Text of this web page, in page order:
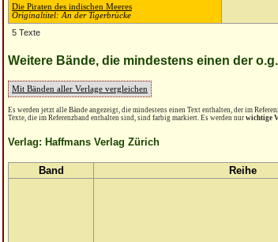
Die Piraten des indischen Meeres
Originaltitel: An der Tigerbrücke
5 Texte
Weitere Bände, die mindestens einen der
Mit Bänden aller Verlage vergleichen
Es werden jetzt alle Bände angezeigt, die mindestens einen Text enthalten, der im
Texte, die im Referenzband enthalten sind, sind farbig markiert. Es werden nur wichtige
Verlag: Haffmans Verlag Zürich
Band Reihe